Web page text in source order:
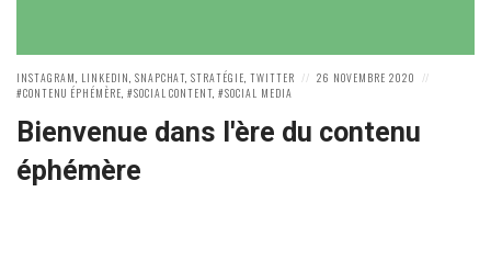
POSTED
IN:
INSTAGRAM, LINKEDIN, SNAPCHAT,STRATÉGIE,TWITTER
POSTED
26 NOVEMBRE 2020
CONTENU ÉPHÉMÈRE, SOCIAL CONTENT, SOCIAL MEDIA
Bienvenue dans l'ère du contenu
éphémère